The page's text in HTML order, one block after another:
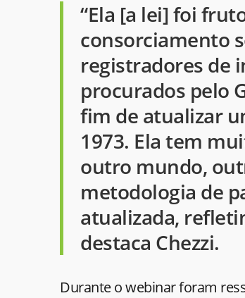
“Ela [a lei] foi
consorciamento
registradores de
procurados pelo
fim de atualizar
1973. Ela tem
outro mundo,
metodologia de
atualizada,
destaca Chezzi.
Durante o webinar foram